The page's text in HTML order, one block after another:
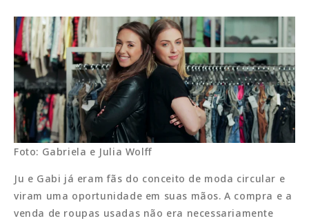
Foto: Gabriela e Julia Wolff
Ju e Gabi já eram fãs do conceito de moda circular e
viram uma oportunidade em suas mãos. A compra e a
venda de roupas usadas não era necessariamente